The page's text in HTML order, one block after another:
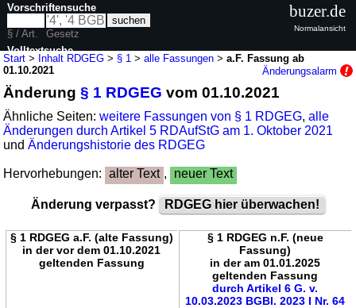
Start > Inhalt RDGEG > § 1 >alle Fassungen >a.F. Fassung ab
01.10.2021
Änderungsalarm
Änderung§ 1 RDGEG vom 01.10.2021
Ähnliche Seiten:weitere Fassungen von § 1 RDGEG,alle
Änderungen durch Artikel 5 RDAufStG am 1. Oktober 2021
undÄnderungshistorie des RDGEG
Hervorhebungen: alter Text , neuer Text
Änderung verpasst? RDGEG hier überwachen!
§ 1 RDGEG a.F. (alte Fassung)
in der vor dem 01.10.2021
geltenden Fassung
§ 1 RDGEG n.F. (neue
Fassung)
in der am 01.01.2025
geltenden Fassung
durch Artikel 6 G. v.
10.03.2023 BGBl. 2023 I Nr. 64
Vorschriftensuche
§ / Art.
Gesetz
Volltextsuche
buzer.de
Normalansicht